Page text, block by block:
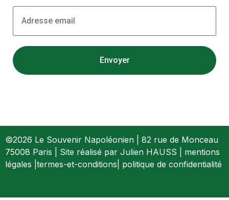
©2026 Le Souvenir Napoléonien | 82 rue de Monceau
75008 Paris | Site réalisé par Julien HAUSS | mentions
légales termes-et-conditions politique de confidentialité